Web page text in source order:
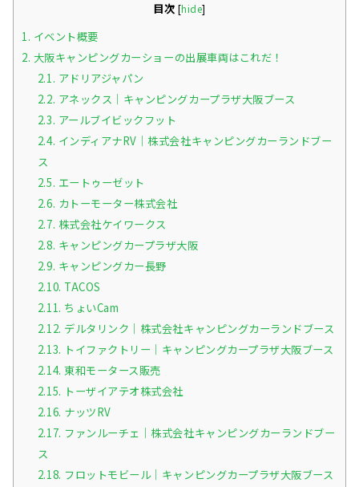
目次 [hide]
1. イベント概要
2. 大阪キャンピングカーショーの出展車両はこれだ！
2.1. アドリアジャパン
2.2. アネックス｜キャンピングカープラザ大阪ブース
2.3. アールブイビックフット
2.4. インディアナRV｜株式会社キャンピングカーランドブー
ス
2.5. エートゥーゼット
2.6. カトーモーター株式会社
2.7. 株式会社ケイワークス
2.8. キャンピングカープラザ大阪
2.9. キャンピングカー長野
2.10. TACOS
2.11. ちょいCam
2.12. デルタリンク｜株式会社キャンピングカーランドブース
2.13. トイファクトリー｜キャンピングカープラザ大阪ブース
2.14. 東和モータース販売
2.15. トーザイアテオ株式会社
2.16. ナッツRV
2.17. ファンルーチェ｜株式会社キャンピングカーランドブー
ス
2.18. フロットモビール｜キャンピングカープラザ大阪ブース